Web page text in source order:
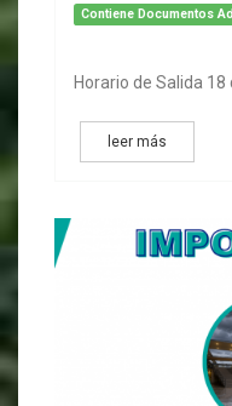
Contiene Documentos
Horario de Salida 18
leer más